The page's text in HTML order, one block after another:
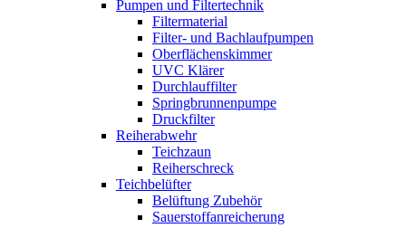
Pumpen und Filtertechnik
Filtermaterial
Filter- und Bachlaufpumpen
Oberflächenskimmer
UVC Klärer
Durchlauffilter
Springbrunnenpumpe
Druckfilter
Reiherabwehr
Teichzaun
Reiherschreck
Teichbelüfter
Belüftung Zubehör
Sauerstoffanreicherung